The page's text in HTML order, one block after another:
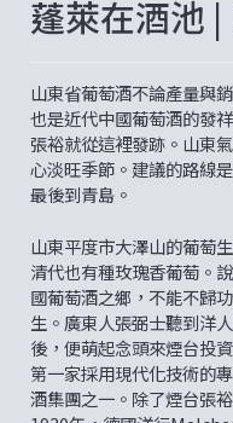
蓬萊在酒池
山東省葡萄酒不論產量與
也是近代中國葡萄酒的發
張裕就從這裡發跡。山東
心淡旺季節。建議的路線
最後到青島。
山東平度市大澤山的葡萄
清代也有種玫瑰香葡萄。
國葡萄酒之鄉，不能不歸
生。廣東人張弼士聽到洋
後，便萌起念頭來煙台投
第一家採用現代化技術的
酒集團之一。除了煙台張